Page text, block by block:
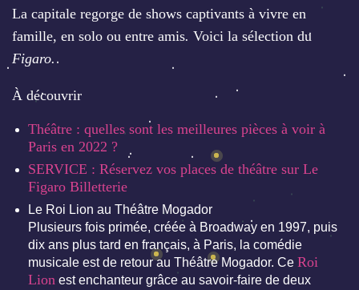
La capitale regorge de shows captivants à vivre en
famille, en solo ou entre amis. Voici la sélection du
Figaro.
À découvrir
Théâtre : quelles sont les meilleures pièces à voir à
Paris en 2022 ?
SERVICE : Réservez vos places de théâtre sur Le
Figaro Billetterie
Le Roi Lion au Théâtre Mogador
Plusieurs fois primée, créée à Broadway en 1997, puis
dix ans plus tard en français, à Paris, la comédie
musicale est de retour au Théâtre Mogador. Ce Roi
Lion est enchanteur grâce au savoir-faire de deux